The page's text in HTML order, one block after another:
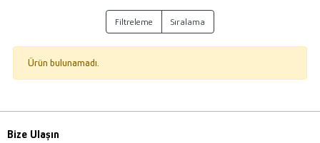
Filtreleme Sıralama
Ürün bulunamadı.
Bize Ulaşın